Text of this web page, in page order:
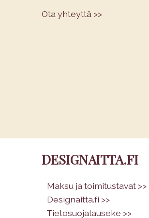
Ota yhteyttä >>
DESIGNAITTA.FI
Maksu ja toimitustavat >>
Designaitta.fi >>
Tietosuojalauseke >>